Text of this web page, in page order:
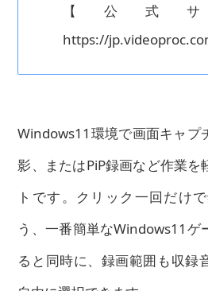
【公式
https://
Windows11環境で画面キャプ
影、またはPiP録画など作業を
トです。クリック一回だけ
う、一番簡単なWindows11ゲ
ると同時に、録画範囲も収録